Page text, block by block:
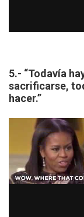
5.- “Todavía
sacrificarse,
hacer.”